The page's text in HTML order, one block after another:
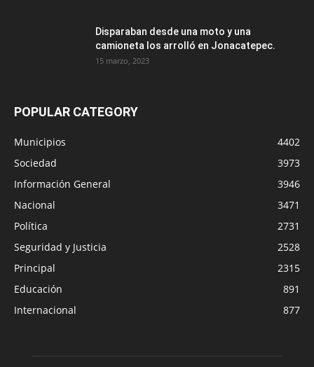
Disparaban desde una moto y una
camioneta los arrolló en Jonacatepec.
15 marzo, 2023
POPULAR CATEGORY
Municipios
4402
Sociedad
3973
Información General
3946
Nacional
3471
Política
2731
Seguridad y Justicia
2528
Principal
2315
Educación
891
Internacional
877